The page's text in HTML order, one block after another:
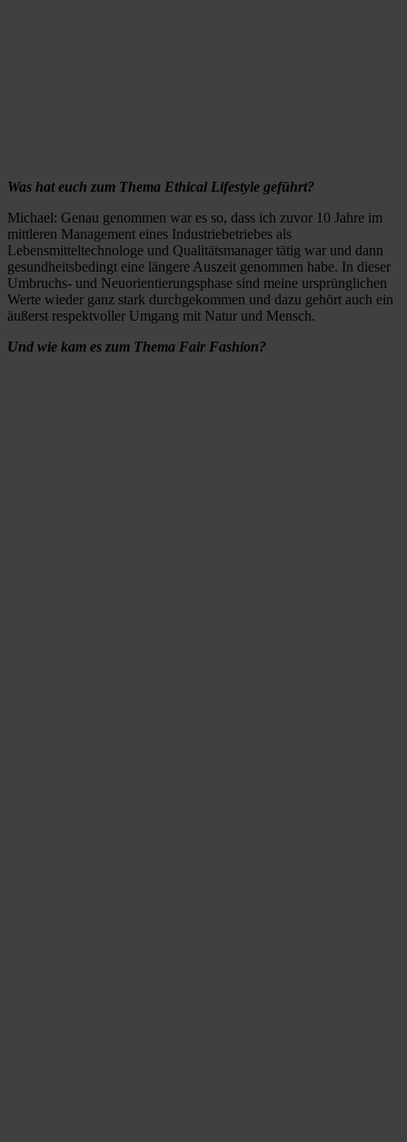
Was hat euch zum Thema Ethical Lifestyle geführt?
Michael: Genau genommen war es so, dass ich zuvor 10 Jahre im
mittleren Management eines Industriebetriebes als
Lebensmitteltechnologe und Qualitätsmanager tätig war und dann
gesundheitsbedingt eine längere Auszeit genommen habe. In dieser
Umbruchs- und Neuorientierungsphase sind meine ursprünglichen
Werte wieder ganz stark durchgekommen und dazu gehört auch ein
äußerst respektvoller Umgang mit Natur und Mensch.
Und wie kam es zum Thema Fair Fashion?